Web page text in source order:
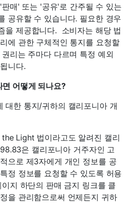
매' 또는 '공유'로 간주될 수 있는
공유할 수 있습니다. 필요한 경우
을 제공합니다. 소비자는 해당 법
에 관한 구체적인 통지를 요청할
리는 주마다 다르며 특정 예외
니다.
어떻게 되나요?
대한 통지/귀하의 캘리포니아 개
Light 법이라고도 알려진 캘리
은 캘리포니아 거주자인 고
으로 제3자에게 개인 정보를 공
정 정보를 요청할 수 있도록 허용
지 하단의 판매 금지 링크를 클
을 관리함으로써 언제든지 귀하